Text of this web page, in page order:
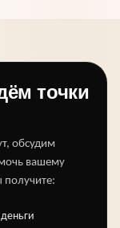
точки
обсудим
вашему
получите: